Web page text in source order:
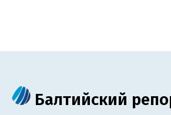
Балтийский